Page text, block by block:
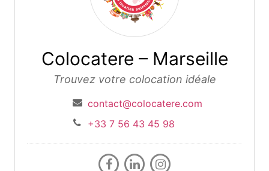
Colocatere – Marseille
Trouvez votre colocation idéale
contact@colocatere.com
+33 7 56 43 45 98